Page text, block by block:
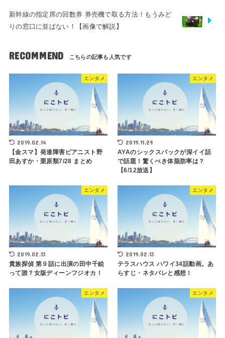
新幹線の指定席の回数券 券売機で取る方法！もうみど
りの窓口に並ばない！【画像で解説】
RECOMMEND
エンタメ
2019.02.14
【金スマ】発達障害ピアニスト野
田あすか・栗原類7/28 まとめ
エンタメ
2019.11.29
AYAのシックスパックが深イイ話
で話題！驚くべき体脂肪率は？
【6/12放送】
エンタメ
2019.02.13
貴族探偵 第９話に出演の田中千絵
って誰？女版ディーンフジオカ！
エンタメ
2019.02.13
テラスハウス ハワイ34話動画。あ
らすじ・ネタバレと感想！
エンタメ エンタメ